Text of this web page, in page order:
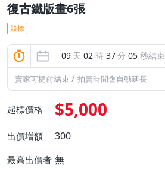
復古鐵版畫6張
競標
09 天 02 時 37分 03 秒結束
賣家可提前結束 / 拍賣時間會自動延長
起標價格 $5,000
出價增額 300
最高出價者 無